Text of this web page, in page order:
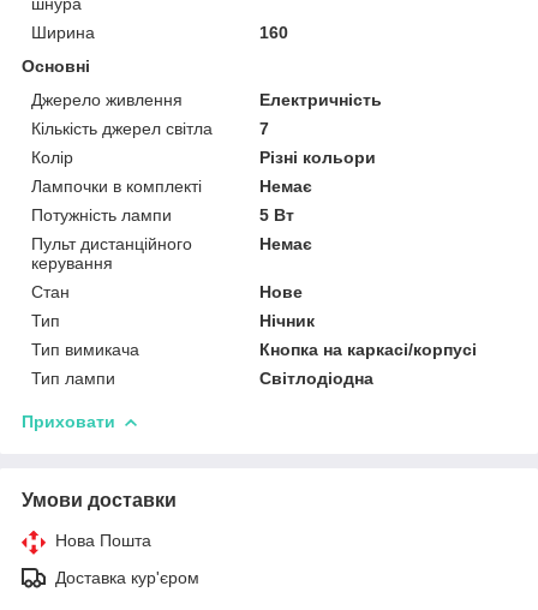
Ширина
160
Основні
Джерело живлення
Електричність
Кількість джерел світла
7
Колір
Різні кольори
Лампочки в комплекті
Немає
Потужність лампи
5 Вт
Пульт дистанційного
керування
Немає
Стан
Нове
Тип
Нічник
Тип вимикача
Кнопка на каркасі/корпусі
Тип лампи
Світлодіодна
Приховати
Умови доставки
Нова Пошта
Доставка кур'єром